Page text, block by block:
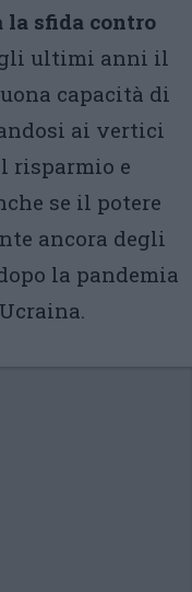
la sfida contro
ultimi anni il
capacità di
ai vertici
risparmio e
se il potere
ancora degli
la pandemia